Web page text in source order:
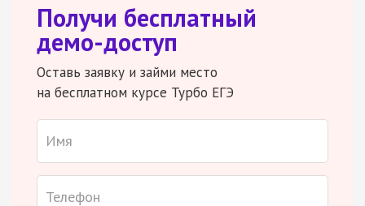
Получи бесплатный
демо-доступ
Оставь заявку и займи место
на бесплатном курсе Турбо ЕГЭ